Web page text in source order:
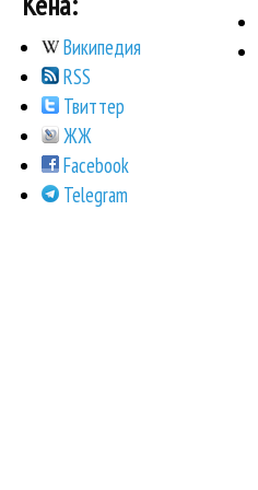
Википедия
RSS
Твиттер
ЖЖ
Facebook
Telegram